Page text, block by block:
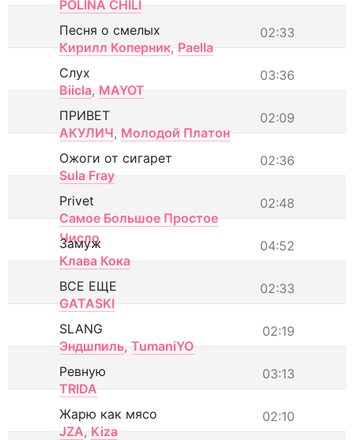
POLINA CHILI
02:33
Песня о смелых
Кирилл Коперник, Paella
03:36
Слух
Biicla, MAYOT
02:09
ПРИВЕТ
АКУЛИЧ, Молодой Платон
02:36
Ожоги от сигарет
Sula Fray
02:48
Privet
Самое Большое Простое
Число
04:52
Замуж
Клава Кока
02:33
ВСЕ ЕЩЕ
GATASKI
02:19
SLANG
Эндшпиль, TumaniYO
03:13
Ревную
TRIDA
02:10
Жарю как мясо
JZA, Kiza